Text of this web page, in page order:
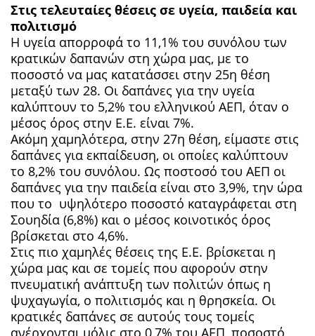
Στις τελευταίες θέσεις σε υγεία, παιδεία και
πολιτισμό
Η υγεία απορροφά το 11,1% του συνόλου των
κρατικών δαπανών στη χώρα μας, με το
ποσοστό να μας κατατάσσει στην 25η θέση
μεταξύ των 28. Οι δαπάνες για την υγεία
καλύπτουν το 5,2% του ελληνικού ΑΕΠ, όταν ο
μέσος όρος στην Ε.Ε. είναι 7%.
Ακόμη χαμηλότερα, στην 27η θέση, είμαστε στις
δαπάνες για εκπαίδευση, οι οποίες καλύπτουν
το 8,2% του συνόλου. Ως ποστοσό του ΑΕΠ οι
δαπάνες για την παιδεία είναι στο 3,9%, την ώρα
που το υψηλότερο ποσοστό καταγράφεται στη
Σουηδία (6,8%) και ο μέσος κοινοτικός όρος
βρίσκεται στο 4,6%.
Στις πιο χαμηλές θέσεις της Ε.Ε. βρίσκεται η
χώρα μας και σε τομείς που αφορούν στην
πνευματική ανάπτυξη των πολιτών όπως η
ψυχαγωγία, ο πολιτισμός και η θρησκεία. Οι
κρατικές δαπάνες σε αυτούς τους τομείς
ανέρχονται μόλις στο 0,7% του ΑΕΠ, ποσοστό